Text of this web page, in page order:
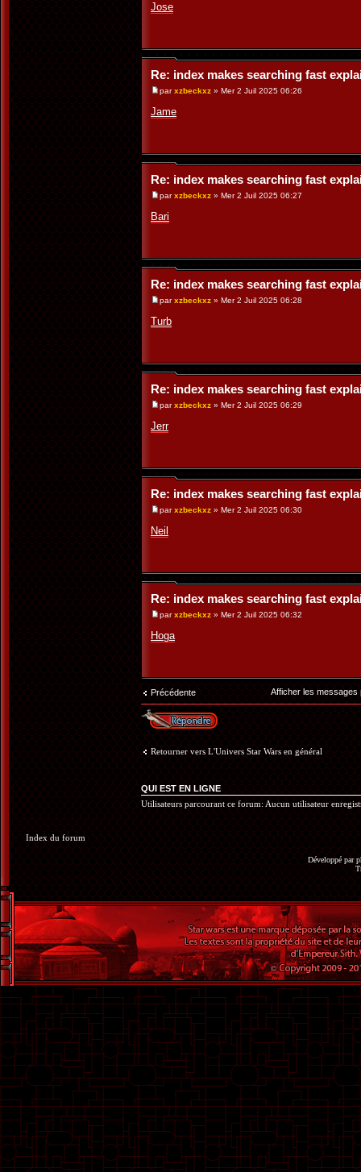
Jose
Re: index makes searching fast
parxzbeckxz » Mer 2 Juil 2025 06:26
Jame
Re: index makes searching fast
parxzbeckxz » Mer 2 Juil 2025 06:27
Bari
Re: index makes searching fast
parxzbeckxz » Mer 2 Juil 2025 06:28
Turb
Re: index makes searching fast
parxzbeckxz » Mer 2 Juil 2025 06:29
Jerr
Re: index makes searching fast
parxzbeckxz » Mer 2 Juil 2025 06:30
Neil
Re: index makes searching fast
parxzbeckxz » Mer 2 Juil 2025 06:32
Hoga
Précédente Afficher les
Répondre
Retourner vers L'Univers Star Wars en général
QUI EST EN LIGNE
Utilisateurs parcourant ce forum: Aucun utilisateur
Index du forum
Développé par